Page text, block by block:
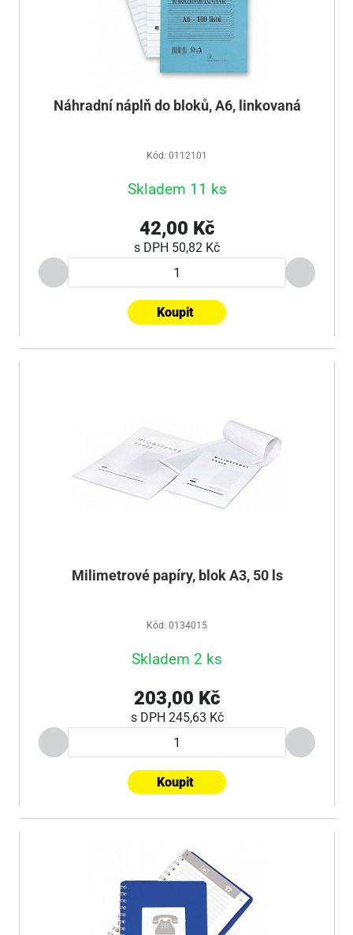
Náhradní náplň do bloků, A6, linkovaná
Kód: 0112101
Skladem 11 ks
42,00 Kč
s DPH 50,82 Kč
Koupit
Milimetrové papíry, blok A3, 50 ls
Kód: 0134015
Skladem 2 ks
203,00 Kč
s DPH 245,63 Kč
Koupit